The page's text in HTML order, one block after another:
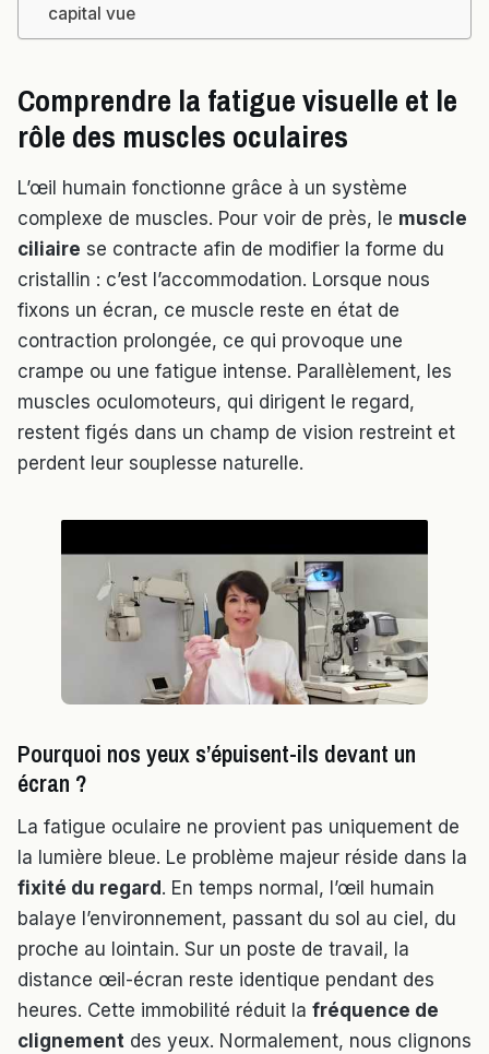
capital vue
Comprendre la fatigue visuelle et le
rôle des muscles oculaires
L’œil humain fonctionne grâce à un système
complexe de muscles. Pour voir de près, le muscle
ciliaire se contracte afin de modifier la forme du
cristallin : c’est l’accommodation. Lorsque nous
fixons un écran, ce muscle reste en état de
contraction prolongée, ce qui provoque une
crampe ou une fatigue intense. Parallèlement, les
muscles oculomoteurs, qui dirigent le regard,
restent figés dans un champ de vision restreint et
perdent leur souplesse naturelle.
Pourquoi nos yeux s’épuisent-ils devant un
écran ?
La fatigue oculaire ne provient pas uniquement de
la lumière bleue. Le problème majeur réside dans la
fixité du regard . En temps normal, l’œil humain
balaye l’environnement, passant du sol au ciel, du
proche au lointain. Sur un poste de travail, la
distance œil-écran reste identique pendant des
heures. Cette immobilité réduit la fréquence de
clignement des yeux. Normalement, nous clignons